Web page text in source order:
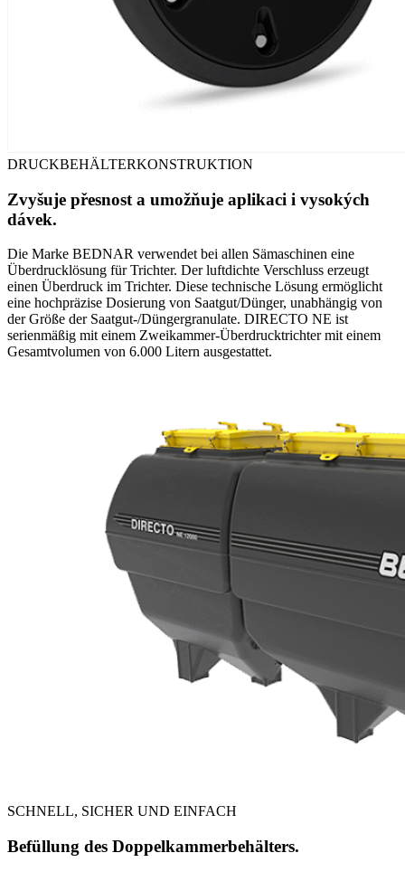
DRUCKBEHÄLTERKONSTRUKTION
Zvyšuje přesnost a umožňuje aplikaci i vysokých
dávek.
Die Marke BEDNAR verwendet bei allen Sämaschinen eine
Überdrucklösung für Trichter. Der luftdichte Verschluss erzeugt
einen Überdruck im Trichter. Diese technische Lösung ermöglicht
eine hochpräzise Dosierung von Saatgut/Dünger, unabhängig von
der Größe der Saatgut-/Düngergranulate. DIRECTO NE ist
serienmäßig mit einem Zweikammer-Überdrucktrichter mit einem
Gesamtvolumen von 6.000 Litern ausgestattet.
SCHNELL, SICHER UND EINFACH
Befüllung des Doppelkammerbehälters.